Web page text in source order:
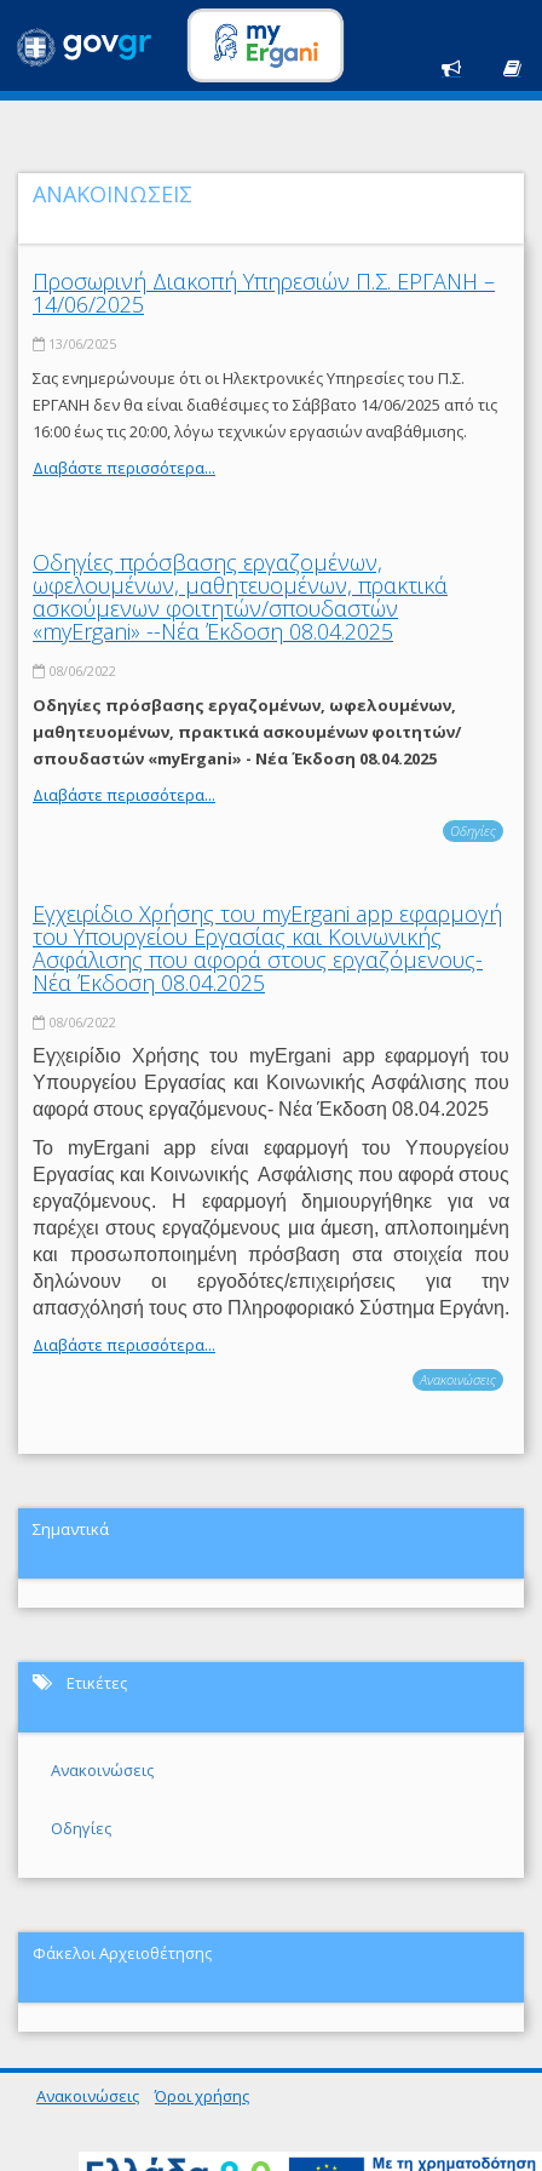
ΑΝΑΚΟΙΝΩΣΕΙΣ
Προσωρινή Διακοπή Υπηρεσιών Π.Σ. ΕΡΓΑΝΗ –
14/06/2025
13/06/2025
Σας ενημερώνουμε ότι οι Ηλεκτρονικές Υπηρεσίες του Π.Σ.
ΕΡΓΑΝΗ δεν θα είναι διαθέσιμες το Σάββατο 14/06/2025 από τις
16:00 έως τις 20:00, λόγω τεχνικών εργασιών αναβάθμισης.
Διαβάστε περισσότερα...
Οδηγίες πρόσβασης εργαζομένων,
ωφελουμένων, μαθητευομένων, πρακτικά
ασκούμενων φοιτητών/σπουδαστών
«myErgani» --Νέα Έκδοση 08.04.2025
08/06/2022
Οδηγίες πρόσβασης εργαζομένων, ωφελουμένων,
μαθητευομένων, πρακτικά ασκουμένων φοιτητών/
σπουδαστών «myErgani» - Νέα Έκδοση 08.04.2025
Διαβάστε περισσότερα...
Οδηγίες
Εγχειρίδιο Χρήσης του myΕrgani app εφαρμογή
του Υπουργείου Εργασίας και Κοινωνικής
Ασφάλισης που αφορά στους εργαζόμενους-
Νέα Έκδοση 08.04.2025
08/06/2022
Εγχειρίδιο Χρήσης του myΕrgani app εφαρμογή του
Υπουργείου Εργασίας και Κοινωνικής Ασφάλισης που
αφορά στους εργαζόμενους- Νέα Έκδοση 08.04.2025
Το myΕrgani app είναι εφαρμογή του Υπουργείου
Εργασίας και Κοινωνικής Ασφάλισης που αφορά στους
εργαζόμενους. Η εφαρμογή δημιουργήθηκε για να
παρέχει στους εργαζόμενους μια άμεση, απλοποιημένη
και προσωποποιημένη πρόσβαση στα στοιχεία που
δηλώνουν οι εργοδότες/επιχειρήσεις για την
απασχόλησή τους στο Πληροφοριακό Σύστημα Εργάνη.
Διαβάστε περισσότερα...
Ανακοινώσεις
Σημαντικά
Ετικέτες
Ανακοινώσεις
Οδηγίες
Φάκελοι Αρχειοθέτησης
Ανακοινώσεις Όροι χρήσης